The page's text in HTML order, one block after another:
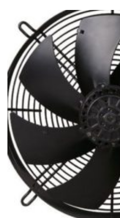
through
482